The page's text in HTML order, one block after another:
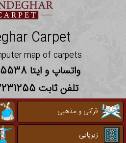
Carpet
map of carpets
واتساپ و ایتا 09149655538
تلفن ثابت 52231255 - 041
قرآنی و مذهبی
زیرپایی